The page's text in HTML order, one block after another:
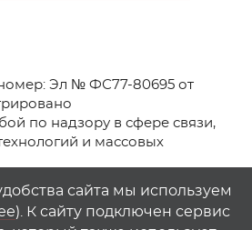
Эл № ФС77-80695 от
по надзору в сфере связи,
и массовых
Ростовский» (2021-2025)
материалов сайта возможно
сайта мы используем
). К сайту подключен сервис